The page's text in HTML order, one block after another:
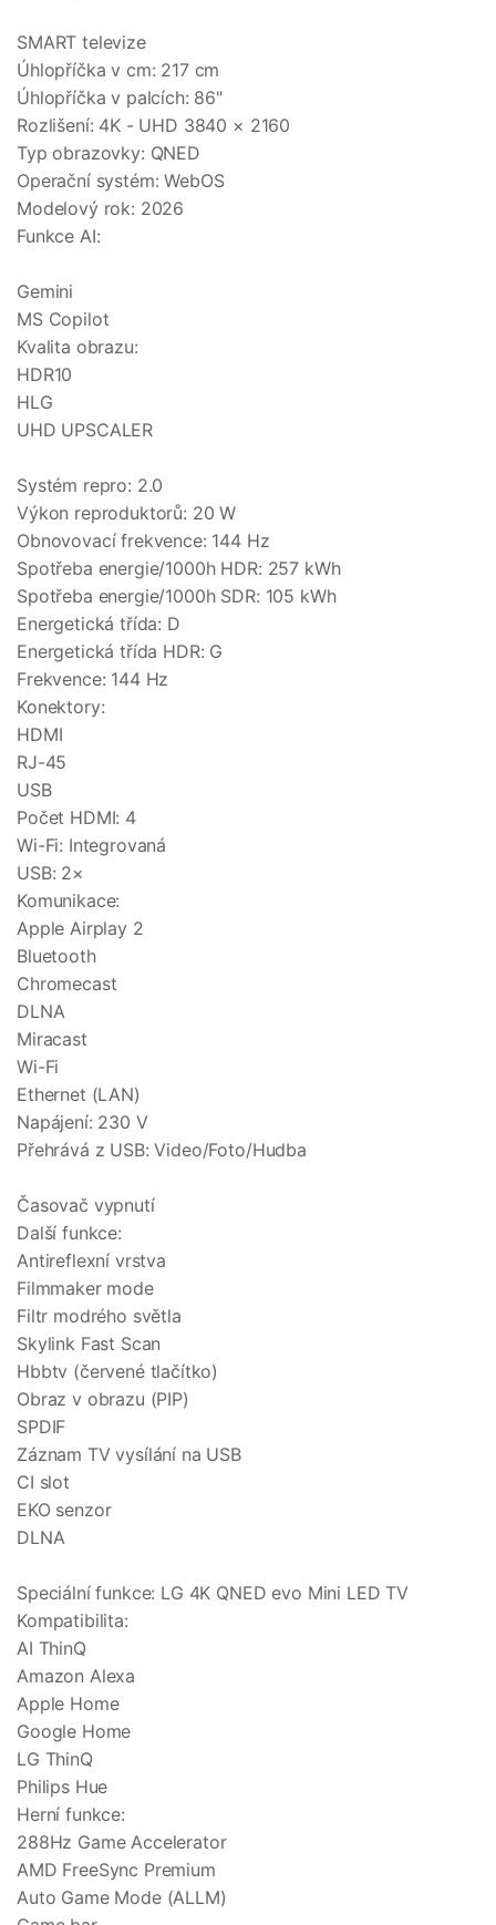
SMART televize
Úhlopříčka v cm: 217 cm
Úhlopříčka v palcích: 86"
Rozlišení: 4K - UHD 3840 × 2160
Typ obrazovky: QNED
Operační systém: WebOS
Modelový rok: 2026
Funkce AI:
Gemini
MS Copilot
Kvalita obrazu:
HDR10
HLG
UHD UPSCALER
Systém repro: 2.0
Výkon reproduktorů: 20 W
Obnovovací frekvence: 144 Hz
Spotřeba energie/1000h HDR: 257 kWh
Spotřeba energie/1000h SDR: 105 kWh
Energetická třída: D
Energetická třída HDR: G
Frekvence: 144 Hz
Konektory:
HDMI
RJ-45
USB
Počet HDMI: 4
Wi-Fi: Integrovaná
USB: 2×
Komunikace:
Apple Airplay 2
Bluetooth
Chromecast
DLNA
Miracast
Wi-Fi
Ethernet (LAN)
Napájení: 230 V
Přehrává z USB: Video/Foto/Hudba
Časovač vypnutí
Další funkce:
Antireflexní vrstva
Filmmaker mode
Filtr modrého světla
Skylink Fast Scan
Hbbtv (červené tlačítko)
Obraz v obrazu (PIP)
SPDIF
Záznam TV vysílání na USB
CI slot
EKO senzor
DLNA
Speciální funkce: LG 4K QNED evo Mini LED TV
Kompatibilita:
AI ThinQ
Amazon Alexa
Apple Home
Google Home
LG ThinQ
Philips Hue
Herní funkce:
288Hz Game Accelerator
AMD FreeSync Premium
Auto Game Mode (ALLM)